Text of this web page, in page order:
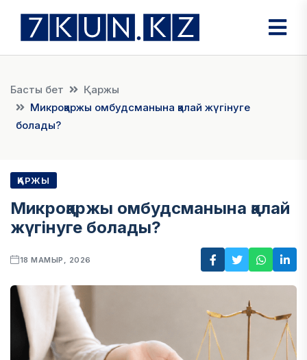
Басты бет
Қаржы
Микроқаржы омбудсманына қалай жүгінуге
болады?
ҚАРЖЫ
Микроқаржы омбудсманына қалай
жүгінуге болады?
18 МАМЫР, 2026